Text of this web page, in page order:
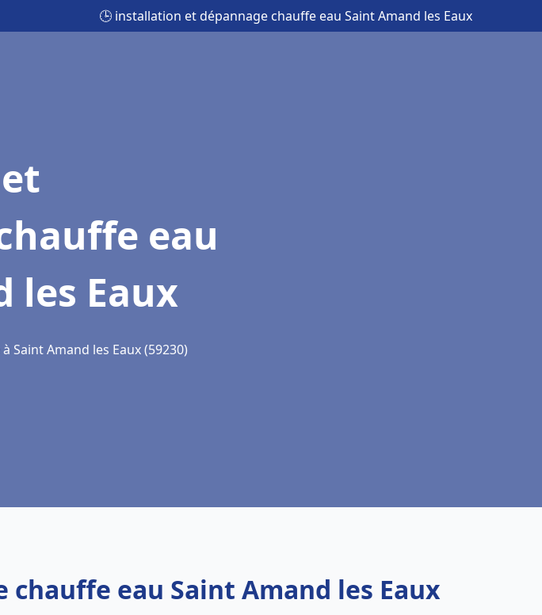
🕒 installation et dépannage chauffe eau Saint Amand les Eaux
eau
les Eaux
Amand les Eaux (59230)
eau Saint Amand les Eaux